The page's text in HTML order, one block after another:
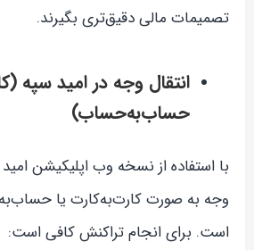
تصمیمات مالی دقیق‌تری بگیرند.
انتقال وجه در امید سپه
حساب‌به‌حساب)
با استفاده از نسخه وب اپلیکیشن امید
وجه به صورت کارت‌به‌کارت یا
است. برای انجام تراکنش کافی است: